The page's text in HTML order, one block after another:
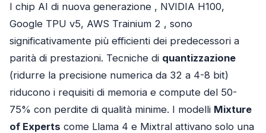
I chip AI di nuova generazione , NVIDIA H100,
Google TPU v5, AWS Trainium 2 , sono
significativamente più efficienti dei predecessori a
parità di prestazioni. Tecniche di quantizzazione
(ridurre la precisione numerica da 32 a 4-8 bit)
riducono i requisiti di memoria e compute del 50-
75% con perdite di qualità minime. I modelli Mixture
of Experts come Llama 4 e Mixtral attivano solo una